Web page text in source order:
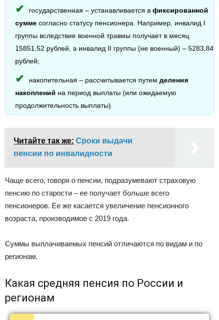
государственная – устанавливается в фиксированной
сумме согласно статусу пенсионера. Например, инвалид I
группы вследствие военной травмы получает в месяц
15851,52 рублей, а инвалид II группы (не военный) – 5283,84
рублей;
накопительная – рассчитывается путем деления
накоплений на период выплаты (или ожидаемую
продолжительность выплаты).
Читайте так же: Сроки выдачи
пенсии по инвалидности
Чаще всего, говоря о пенсии, подразумевают страховую
пенсию по старости – ее получает больше всего
пенсионеров. Ее же касается увеличение пенсионного
возраста, производимое с 2019 года.
Суммы выплачиваемых пенсий отличаются по видам и по
регионам.
Какая средняя пенсия по России и
регионам